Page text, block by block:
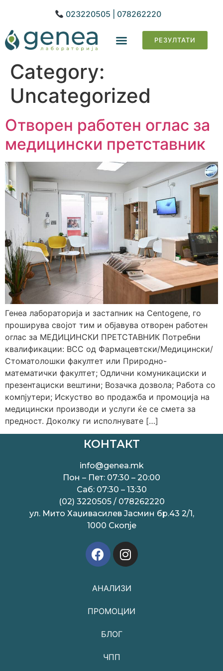
023220505 | 078262220
РЕЗУЛТАТИ
Category:
Uncategorized
Отворен работен оглас за
медицински претставник
Генеа лабораторија и застапник на Centogene, го
проширува својот тим и објавува отворен работен
оглас за МЕДИЦИНСКИ ПРЕТСТАВНИК Потребни
квалификации: ВСС од Фармацевтски/Медицински/
Стоматолошки факултет или Природно-
математички факултет; Одлични комуникациски и
презентациски вештини; Возачка дозвола; Работа со
компјутери; Искуство во продажба и промоција на
медицински производи и услуги ќе се смета за
предност. Дoколку ги исполнувате […]
КОНТАКТ
info@genea.mk
Пон – Пет: 07:30 – 20:00
Саб: 07:30 – 13:30
(02) 3220505 / 078262220
ул. Мито Хаџивасилев Јасмин бр.43 2/1,
1000 Скопје
АНАЛИЗИ
ПРОМОЦИИ
БЛОГ
ЧПП